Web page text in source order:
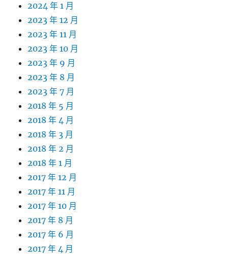
2024 年 1 月
2023 年 12 月
2023 年 11 月
2023 年 10 月
2023 年 9 月
2023 年 8 月
2023 年 7 月
2018 年 5 月
2018 年 4 月
2018 年 3 月
2018 年 2 月
2018 年 1 月
2017 年 12 月
2017 年 11 月
2017 年 10 月
2017 年 8 月
2017 年 6 月
2017 年 4 月